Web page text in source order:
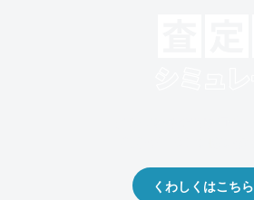
くわしくはこちら